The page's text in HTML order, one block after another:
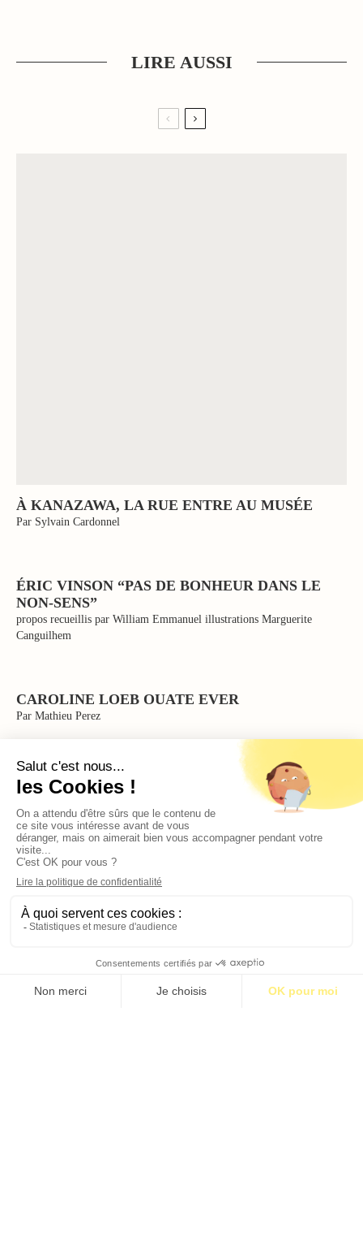
LIRE AUSSI
À KANAZAWA, LA RUE ENTRE AU MUSÉE
Par Sylvain Cardonnel
ÉRIC VINSON “PAS DE BONHEUR DANS LE
NON-SENS”
propos recueillis par William Emmanuel illustrations Marguerite
Canguilhem
CAROLINE LOEB OUATE EVER
Par Mathieu Perez
S’abonner pour 1€ S’abonner